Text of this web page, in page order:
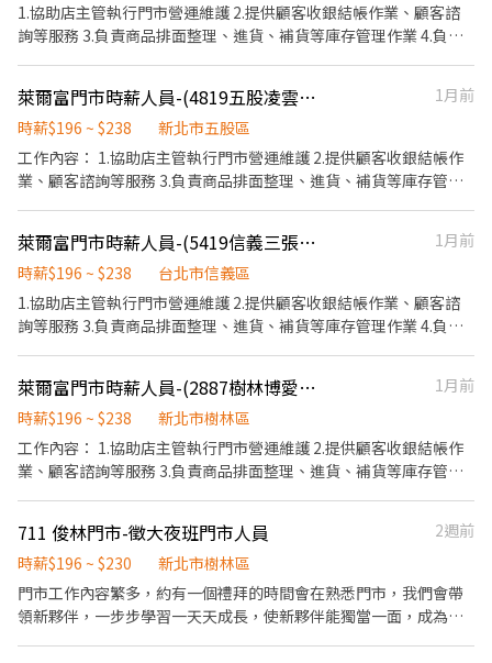
1.協助店主管執行門市營運維護 2.提供顧客收銀結帳作業、顧客諮
詢等服務 3.負責商品排面整理、進貨、補貨等庫存管理作業 4.負責
萊爾富門市時薪人員-(4819五股凌雲店)
1月前
時薪$196 ~ $238
新北市五股區
工作內容： 1.協助店主管執行門市營運維護 2.提供顧客收銀結帳作
業、顧客諮詢等服務 3.負責商品排面整理、進貨、補貨等庫存管理
萊爾富門市時薪人員-(5419信義三張犁)
1月前
時薪$196 ~ $238
台北市信義區
1.協助店主管執行門市營運維護 2.提供顧客收銀結帳作業、顧客諮
詢等服務 3.負責商品排面整理、進貨、補貨等庫存管理作業 4.負責
萊爾富門市時薪人員-(2887樹林博愛店)
1月前
時薪$196 ~ $238
新北市樹林區
工作內容： 1.協助店主管執行門市營運維護 2.提供顧客收銀結帳作
業、顧客諮詢等服務 3.負責商品排面整理、進貨、補貨等庫存管理
711 俊林門市-徵大夜班門市人員
2週前
時薪$196 ~ $230
新北市樹林區
門市工作內容繁多，約有一個禮拜的時間會在熟悉門市，我們會帶
領新夥伴，一步步學習一天天成長，使新夥伴能獨當一面，成為優